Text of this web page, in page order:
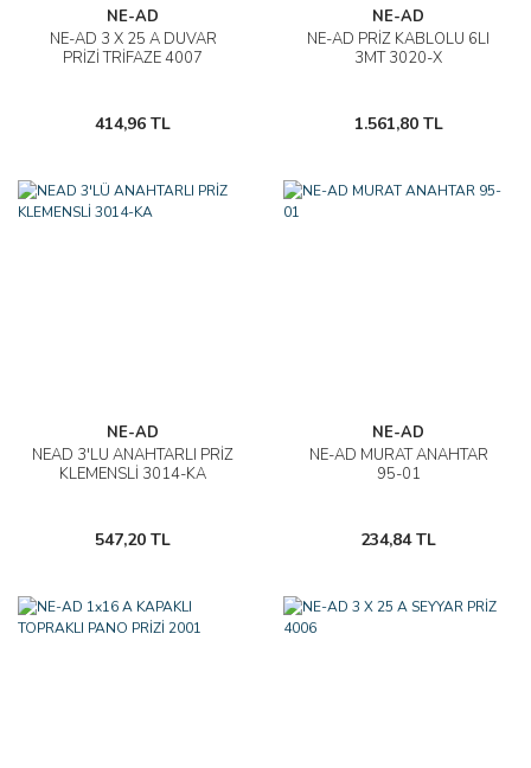
NE-AD
NE-AD 3 X 25 A DUVAR
PRİZİ TRİFAZE 4007
414,96 TL
NE-AD
NE-AD PRİZ KABLOLU 6LI
3MT 3020-X
1.561,80 TL
NE-AD
NEAD 3'LÜ ANAHTARLI PRİZ
KLEMENSLİ 3014-KA
547,20 TL
NE-AD
NE-AD MURAT ANAHTAR
95-01
234,84 TL